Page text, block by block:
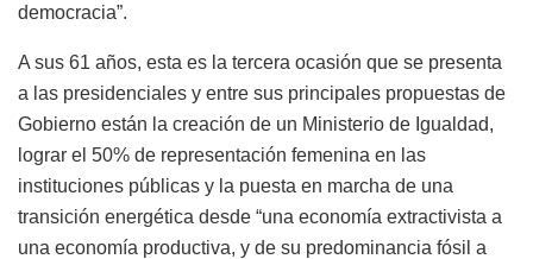
democracia”.
A sus 61 años, esta es la tercera ocasión que se presenta
a las presidenciales y entre sus principales propuestas de
Gobierno están la creación de un Ministerio de Igualdad,
lograr el 50% de representación femenina en las
instituciones públicas y la puesta en marcha de una
transición energética desde “una economía extractivista a
una economía productiva, y de su predominancia fósil a